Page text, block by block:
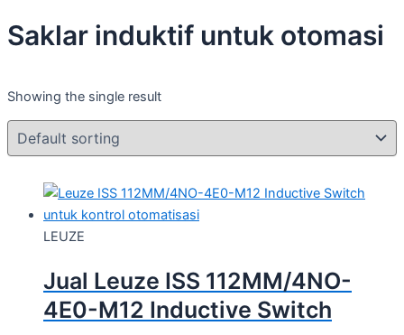
Saklar induktif untuk otomasi
Showing the single result
LEUZE
Jual Leuze ISS 112MM/4NO-
4E0-M12 Inductive Switch